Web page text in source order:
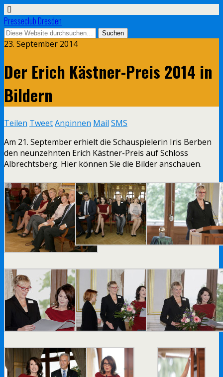
Presseclub Dresden
23. September 2014
Der Erich Kästner-Preis 2014 in
Bildern
Teilen TweetAnpinnen Mail SMS
Am 21. September erhielt die Schauspielerin Iris Berben
den neunzehnten Erich Kästner-Preis auf Schloss
Albrechtsberg. Hier können Sie die Bilder anschauen.